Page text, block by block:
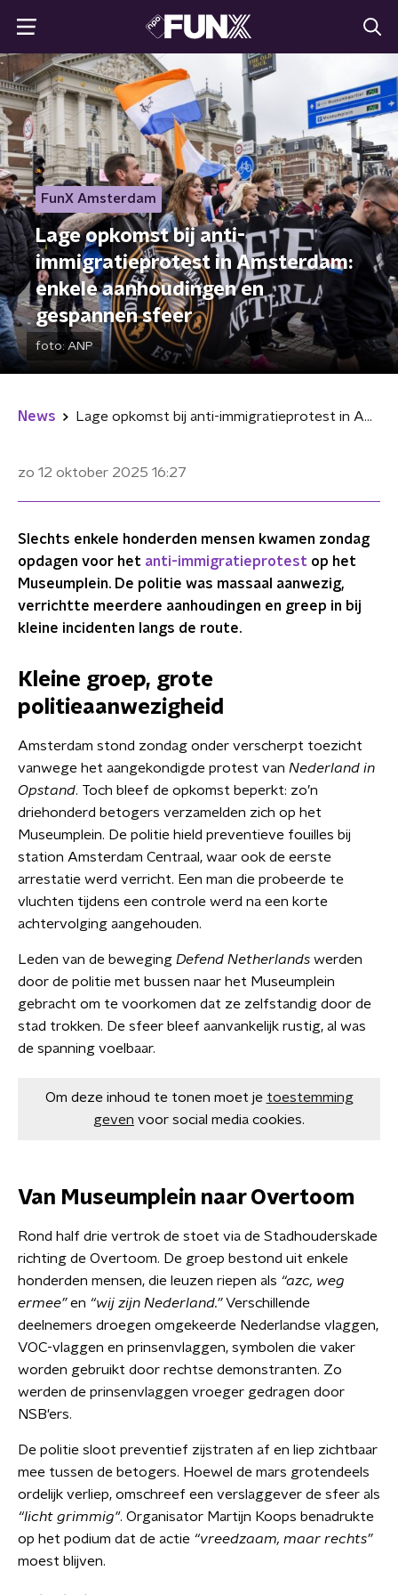
FunX Amsterdam
Lage opkomst bij anti-
immigratieprotest in Amsterdam:
enkele aanhoudingen en
gespannen sfeer
foto: ANP
News Lage opkomst bij anti-immigratieprotest in Amsterdam: enkele aanhoudingen en gespannen sfeer
zo 12 oktober 2025 16:27
Slechts enkele honderden mensen kwamen zondag
opdagen voor het anti-immigratieprotest op het
Museumplein. De politie was massaal aanwezig,
verrichtte meerdere aanhoudingen en greep in bij
kleine incidenten langs de route.
Kleine groep, grote
politieaanwezigheid
Amsterdam stond zondag onder verscherpt toezicht
vanwege het aangekondigde protest van Nederland in
Opstand. Toch bleef de opkomst beperkt: zo’n
driehonderd betogers verzamelden zich op het
Museumplein. De politie hield preventieve fouilles bij
station Amsterdam Centraal, waar ook de eerste
arrestatie werd verricht. Een man die probeerde te
vluchten tijdens een controle werd na een korte
achtervolging aangehouden.
Leden van de beweging Defend Netherlands werden
door de politie met bussen naar het Museumplein
gebracht om te voorkomen dat ze zelfstandig door de
stad trokken. De sfeer bleef aanvankelijk rustig, al was
de spanning voelbaar.
Om deze inhoud te tonen moet je toestemming
geven voor social media cookies.
Van Museumplein naar Overtoom
Rond half drie vertrok de stoet via de Stadhouderskade
richting de Overtoom. De groep bestond uit enkele
honderden mensen, die leuzen riepen als “azc, weg
ermee”en “wij zijn Nederland.”Verschillende
deelnemers droegen omgekeerde Nederlandse vlaggen,
VOC-vlaggen en prinsenvlaggen, symbolen die vaker
worden gebruikt door rechtse demonstranten. Zo
werden de prinsenvlaggen vroeger gedragen door
NSB'ers.
De politie sloot preventief zijstraten af en liep zichtbaar
mee tussen de betogers. Hoewel de mars grotendeels
ordelijk verliep, omschreef een verslaggever de sfeer als
“licht grimmig". Organisator Martijn Koops benadrukte
op het podium dat de actie “vreedzaam, maar rechts”
moest blijven.